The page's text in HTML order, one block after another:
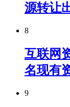
源转让
8
互联网
名现有
9